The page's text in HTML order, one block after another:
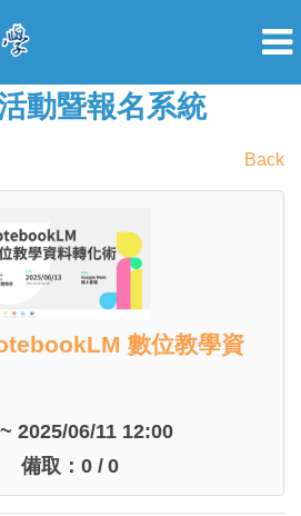
動暨報名系統
Back
數位教學資
2025/06/11 12:00
備取： 0 / 0